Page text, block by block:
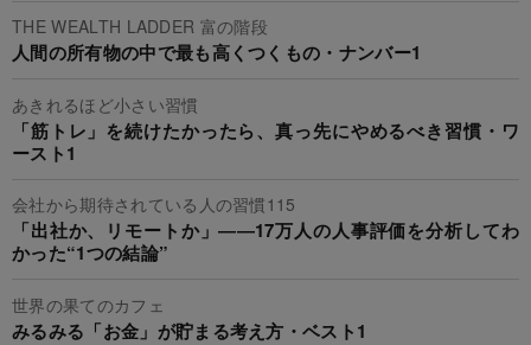
THE WEALTH LADDER 富の階段
人間の所有物の中で最も高くつくもの・ナンバー1
あきれるほど小さい習慣
「筋トレ」を続けたかったら、真っ先にやめるべき習慣・ワ
ースト1
会社から期待されている人の習慣115
「出社か、リモートか」――17万人の人事評価を分析してわ
かった“1つの結論”
世界の果てのカフェ
みるみる「お金」が貯まる考え方・ベスト1